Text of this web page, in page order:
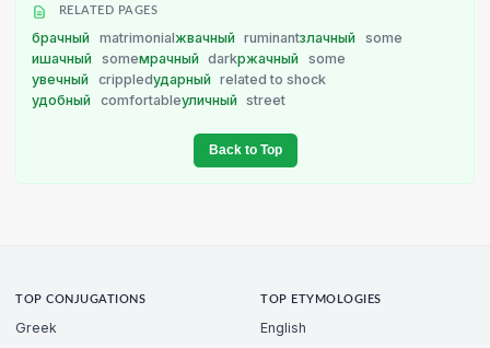
RELATED PAGES
брачный matrimonialжвачный ruminantзлачный
some
ишачный
someмрачный darkржачный
some
увечный
crippledударный
related to shock
удобный
comfortableуличный street
Back to Top
TOP CONJUGATIONS
Greek
TOP ETYMOLOGIES
English